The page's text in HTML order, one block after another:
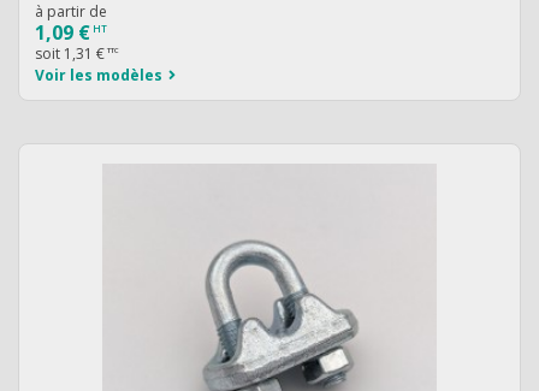
à partir de
1,09 € HT
soit 1,31 € TTC
Voir les modèles